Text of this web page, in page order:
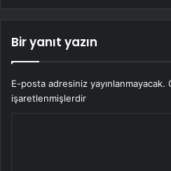
Bir yanıt yazın
E-posta adresiniz yayınlanmayacak.
işaretlenmişlerdir